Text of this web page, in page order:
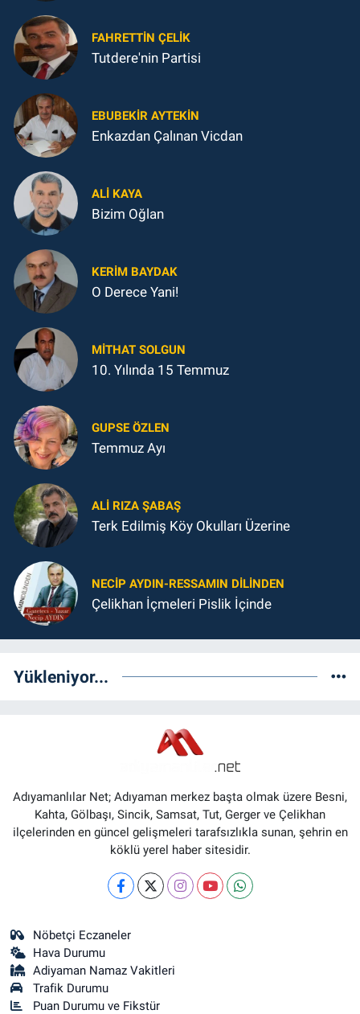
FAHRETTIN ÇELİK
Tutdere'nin Partisi
EBUBEKIR AYTEKIN
Enkazdan Çalınan Vicdan
ALI KAYA
Bizim Oğlan
KERIM BAYDAK
O Derece Yani!
MITHAT SOLGUN
10. Yılında 15 Temmuz
GUPSE ÖZLEN
Temmuz Ayı
ALI RIZA ŞABAŞ
Terk Edilmiş Köy Okulları Üzerine
NECIP AYDIN-RESSAMIN DILINDEN
Çelikhan İçmeleri Pislik İçinde
Yükleniyor...
Adıyamanlılar Net; Adıyaman merkez başta olmak üzere Besni,
Kahta, Gölbaşı, Sincik, Samsat, Tut, Gerger ve Çelikhan
ilçelerinden en güncel gelişmeleri tarafsızlıkla sunan, şehrin en
köklü yerel haber sitesidir.
Nöbetçi Eczaneler
Hava Durumu
Adiyaman Namaz Vakitleri
Trafik Durumu
Puan Durumu ve Fikstür